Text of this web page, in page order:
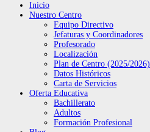
Inicio
Nuestro Centro
Equipo Directivo
Jefaturas y Coordinadores
Profesorado
Localización
Plan de Centro (2025/2026)
Datos Históricos
Carta de Servicios
Oferta Educativa
Bachillerato
Adultos
Formación Profesional